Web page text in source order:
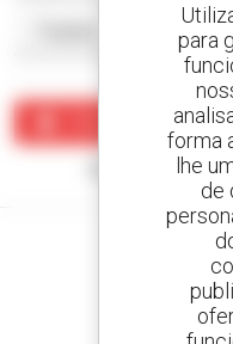
Criar um alerta
Nenhum
Crie
e receba
para
forma
lhe
de